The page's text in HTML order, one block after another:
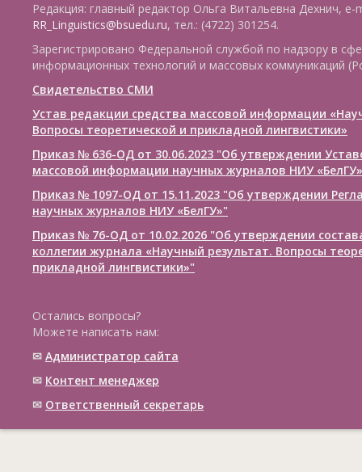
Редакция: главный редактор Ольга Витальевна Дехнич, e-
RR_Linguistics@bsuedu.ru, тел.: (4722) 301254.
Зарегистрировано Федеральной службой по надзору в
информационных технологий и массовых коммуникаций
Свидетельство СМИ
Устав редакции средства массовой информации
Вопросы теоретической и прикладной лингвистики»
Приказ № 636-ОД от 30.06.2023 "Об утверждении
массовой информации научных журналов НИУ «БелГУ»
Приказ № 1097-ОД от 15.11.2023 "Об утверждении
научных журналов НИУ «БелГУ»"
Приказ № 76-ОД от 10.02.2026 "Об утверждении
коллегии журнала «Научный результат. Вопросы
прикладной лингвистики»"
Остались вопросы?
Можете написать нам:
✉ Администратор сайта
✉ Контент менеджер
✉ Ответственный cекретарь